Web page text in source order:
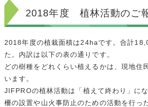
2018年度 植林活動のご
2018年度の植栽面積は24haです。合計
た。内訳は以下の表の通りです。
どの樹種をどれくらい植えるかは、現地住
います。
JIFPROの植林活動は「植えて終わり」に
柵の設置や山火事防止のための活動を行っ